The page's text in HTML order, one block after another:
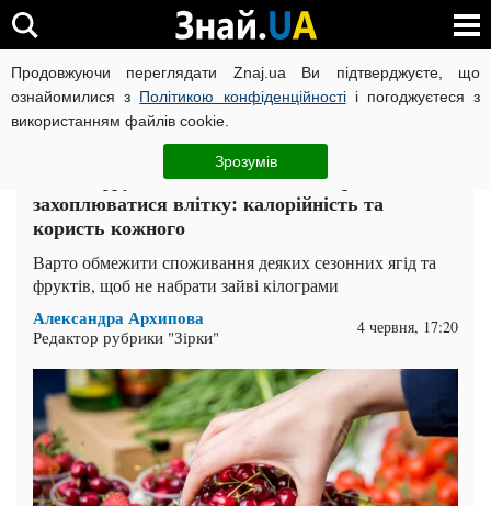
Продовжуючи переглядати Znaj.ua Ви підтверджуєте, що
ознайомилися з Політикою конфіденційностіі погоджуєтеся з
використанням файлів cookie.
Зрозумів
ВІЙНА РОСІЇ ПРОТИ УКРАЇНИ КОРОНАВІРУС В УКРАЇНІ
ЧИТАТЬ НА РУССКОМ
Якими фруктами та ягодами не варто сильно
захоплюватися влітку: калорійність та
користь кожного
Варто обмежити споживання деяких сезонних ягід та
фруктів, щоб не набрати зайві кілограми
Александра Архипова
Редактор рубрики "Зірки" 4 червня, 17:20